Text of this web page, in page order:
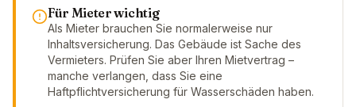
Für Mieter wichtig
Als Mieter brauchen Sie normalerweise nur
Inhaltsversicherung. Das Gebäude ist Sache des
Vermieters. Prüfen Sie aber Ihren Mietvertrag –
manche verlangen, dass Sie eine
Haftpflichtversicherung für Wasserschäden haben.